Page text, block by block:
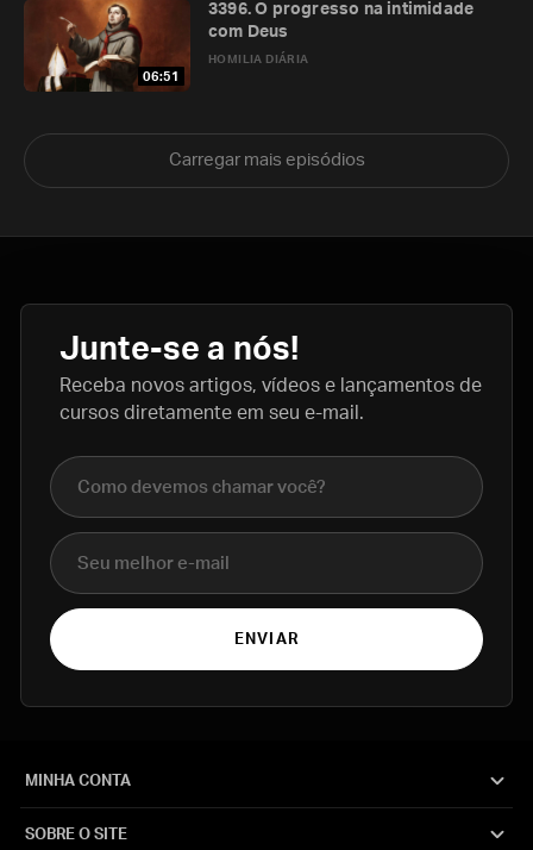
06:51
HOMILIA DIÁRIA
3396. O progresso na intimidade
com Deus
Carregar mais episódios
Junte-se a nós!
Receba novos artigos, vídeos e lançamentos de
cursos diretamente em seu e-mail.
Nome completo
E-mail
ENVIAR
MINHA CONTA
SOBRE O SITE